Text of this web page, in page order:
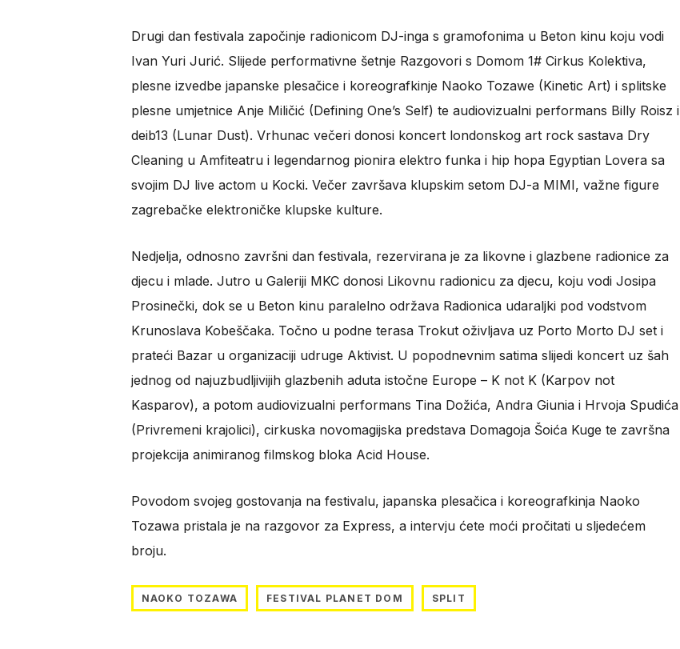
Drugi dan festivala započinje radionicom DJ-inga s gramofonima u Beton kinu koju vodi
Ivan Yuri Jurić. Slijede performativne šetnje Razgovori s Domom 1# Cirkus Kolektiva,
plesne izvedbe japanske plesačice i koreografkinje Naoko Tozawe (Kinetic Art) i splitske
plesne umjetnice Anje Miličić (Defining One’s Self) te audiovizualni performans Billy Roisz i
deib13 (Lunar Dust). Vrhunac večeri donosi koncert londonskog art rock sastava Dry
Cleaning u Amfiteatru i legendarnog pionira elektro funka i hip hopa Egyptian Lovera sa
svojim DJ live actom u Kocki. Večer završava klupskim setom DJ-a MIMI, važne figure
zagrebačke elektroničke klupske kulture.
Nedjelja, odnosno završni dan festivala, rezervirana je za likovne i glazbene radionice za
djecu i mlade. Jutro u Galeriji MKC donosi Likovnu radionicu za djecu, koju vodi Josipa
Prosinečki, dok se u Beton kinu paralelno održava Radionica udaraljki pod vodstvom
Krunoslava Kobeščaka. Točno u podne terasa Trokut oživljava uz Porto Morto DJ set i
prateći Bazar u organizaciji udruge Aktivist. U popodnevnim satima slijedi koncert uz šah
jednog od najuzbudljivijih glazbenih aduta istočne Europe – K not K (Karpov not
Kasparov), a potom audiovizualni performans Tina Dožića, Andra Giunia i Hrvoja Spudića
(Privremeni krajolici), cirkuska novomagijska predstava Domagoja Šoića Kuge te završna
projekcija animiranog filmskog bloka Acid House.
Povodom svojeg gostovanja na festivalu, japanska plesačica i koreografkinja Naoko
Tozawa pristala je na razgovor za Express, a intervju ćete moći pročitati u sljedećem
broju.
NAOKO TOZAWA FESTIVAL PLANET DOM SPLIT